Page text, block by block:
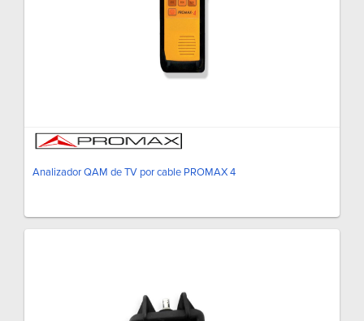
Analizador QAM de TV por cable PROMAX 4